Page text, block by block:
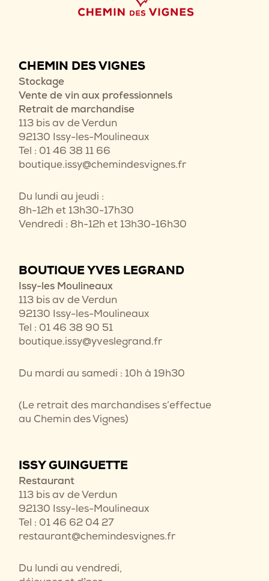
CHEMIN DES VIGNES
Stockage
Vente de vin aux professionnels
Retrait de marchandise
113 bis av de Verdun
92130 Issy-les-Moulineaux
Tel : 01 46 38 11 66
boutique.issy@chemindesvignes.fr
Du lundi au jeudi :
8h-12h et 13h30-17h30
Vendredi : 8h-12h et 13h30-16h30
BOUTIQUE YVES LEGRAND
Issy-les Moulineaux
113 bis av de Verdun
92130 Issy-les-Moulineaux
Tel : 01 46 38 90 51
boutique.issy@yveslegrand.fr
Du mardi au samedi : 10h à 19h30
(Le retrait des marchandises s’effectue
au Chemin des Vignes)
ISSY GUINGUETTE
Restaurant
113 bis av de Verdun
92130 Issy-les-Moulineaux
Tel : 01 46 62 04 27
restaurant@chemindesvignes.fr
Du lundi au vendredi,